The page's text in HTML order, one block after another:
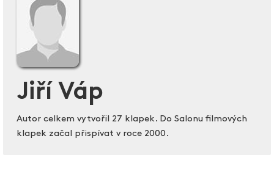
Jiří Váp
Autor celkem vytvořil 27 klapek. Do Salonu filmových
klapek začal přispívat v roce 2000.